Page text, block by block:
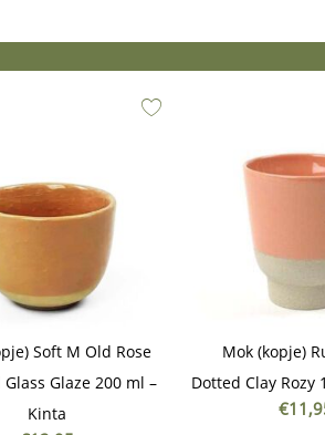
Soft M Old Rose
Glaze 200 ml –
Kinta
Mok (kopje)
Dotted Clay Rozy
€